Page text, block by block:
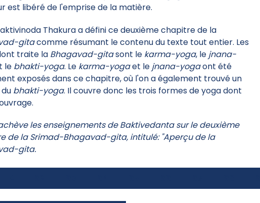
est libéré de l'emprise de la matière.
Thakura a défini ce deuxième chapitre de la
gitacomme résumant le contenu du texte tout entier. Les
traite la Bhagavad-gitasont le karma-yoga, le jnana-
le bhakti-yoga. Le karma-yogaet le jnana-yogaont été
exposés dans ce chapitre, où l'on a également trouvé un
bhakti-yoga. Il couvre donc les trois formes de yoga dont
les enseignements de Baktivedanta sur le deuxième
de la Srimad-Bhagavad-gita, intitulé: "Aperçu de la
gita.